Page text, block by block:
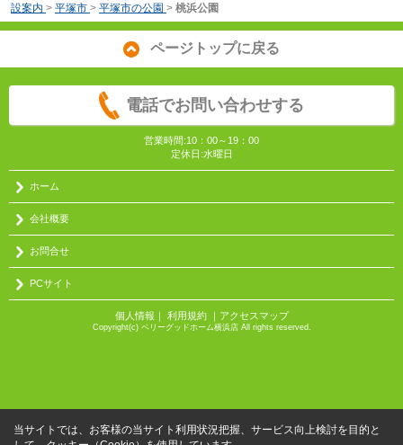
設案内 > 平塚市 > 平塚市の公園 > 桃浜公園
ページトップに戻る
電話でお問い合わせする
営業時間:10：00～19：00
定休日:水曜日
ホーム
会社概要
お問合せ
PCサイト
個人情報 ｜ 利用規約｜ アクセスマップ
Copyright(c) ベリーグッドホーム横浜店 All rights reserved.
当サイトでは、お客様の当サイト利用状況把握、サービス向上検討を目的と